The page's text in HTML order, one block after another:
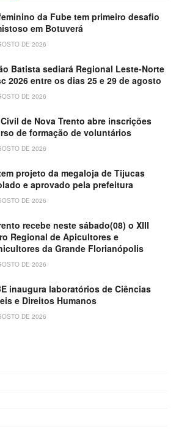
da Fube tem primeiro desafio
em Botuverá
DE 2026
Batista sediará Regional Leste-Norte
2026 entre os dias 25 e 29 de agosto
DE 2026
de Nova Trento abre inscrições
de formação de voluntários
DE 2026
projeto da megaloja de Tijucas
e aprovado pela prefeitura
DE 2026
recebe neste sábado(08) o XIII
Regional de Apicultores e
da Grande Florianópolis
DE 2026
inaugura laboratórios de Ciências
e Direitos Humanos
DE 2026